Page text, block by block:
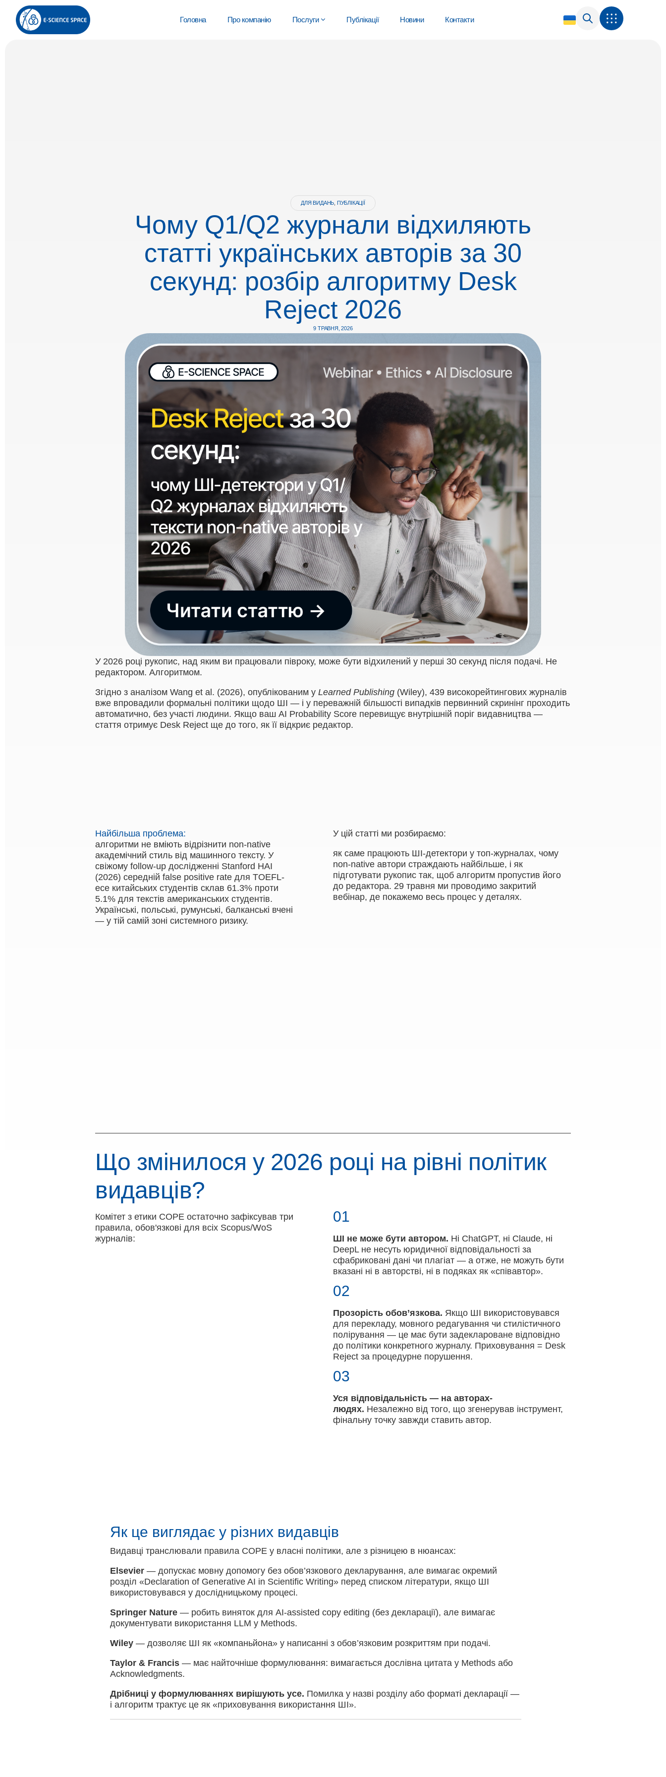
Головна Про компанію Послуги Публікації Новини Контакти
ДЛЯ ВИДАНЬ ПУБЛІКАЦІЇ
Чому Q1/Q2 журнали відхиляють
статті українських авторів за 30
секунд: розбір алгоритму Desk
Reject 2026
9 ТРАВНЯ, 2026
У 2026 році рукопис, над яким ви працювали півроку, може бути відхилений у перші 30 секунд після подачі. Не
редактором. Алгоритмом.
Згідно з аналізом Wang et al. (2026), опублікованим у Learned Publishing (Wiley), 439 високорейтингових журналів
вже впровадили формальні політики щодо ШІ — і у переважній більшості випадків первинний скринінг проходить
автоматично, без участі людини. Якщо ваш AI Probability Score перевищує внутрішній поріг видавництва —
стаття отримує Desk Reject ще до того, як її відкриє редактор.
Найбільша проблема:
алгоритми не вміють відрізнити non-native
академічний стиль від машинного тексту. У
свіжому follow-up дослідженні Stanford HAI
(2026) середній false positive rate для TOEFL-
есе китайських студентів склав 61.3% проти
5.1% для текстів американських студентів.
Українські, польські, румунські, балканські вчені
— у тій самій зоні системного ризику.
У цій статті ми розбираємо:
як саме працюють ШІ-детектори у топ-журналах, чому
non-native автори страждають найбільше, і як
підготувати рукопис так, щоб алгоритм пропустив його
до редактора. 29 травня ми проводимо закритий
вебінар, де покажемо весь процес у деталях.
Що змінилося у 2026 році на рівні політик
видавців?
Комітет з етики COPE остаточно зафіксував три
правила, обов'язкові для всіх Scopus/WoS
журналів:
01
ШІ не може бути автором. Ні ChatGPT, ні Claude, ні
DeepL не несуть юридичної відповідальності за
сфабриковані дані чи плагіат — а отже, не можуть бути
вказані ні в авторстві, ні в подяках як «співавтор».
02
Прозорість обов’язкова. Якщо ШІ використовувався
для перекладу, мовного редагування чи стилістичного
полірування — це має бути задеклароване відповідно
до політики конкретного журналу. Приховування = Desk
Reject за процедурне порушення.
03
Уся відповідальність — на авторах-
людях. Незалежно від того, що згенерував інструмент,
фінальну точку завжди ставить автор.
Як це виглядає у різних видавців
Видавці транслювали правила COPE у власні політики, але з різницею в нюансах:
Elsevier — допускає мовну допомогу без обов’язкового декларування, але вимагає окремий
розділ «Declaration of Generative AI in Scientific Writing» перед списком літератури, якщо ШІ
використовувався у дослідницькому процесі.
Springer Nature — робить виняток для AI-assisted copy editing (без декларації), але вимагає
документувати використання LLM у Methods.
Wiley — дозволяє ШІ як «компаньйона» у написанні з обов’язковим розкриттям при подачі.
Taylor & Francis — має найточніше формулювання: вимагається дослівна цитата у Methods або
Acknowledgments.
Дрібниці у формулюваннях вирішують усе. Помилка у назві розділу або форматі декларації —
і алгоритм трактує це як «приховування використання ШІ».